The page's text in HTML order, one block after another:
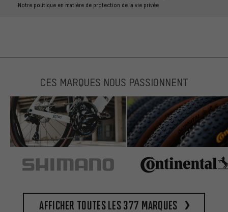
Notre politique en matière de protection de la vie privée
CES MARQUES NOUS PASSIONNENT
Afficher toutes les 377 marques